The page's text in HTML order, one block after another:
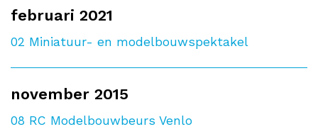
februari 2021
02 Miniatuur- en modelbouwspektakel
november 2015
08 RC Modelbouwbeurs Venlo